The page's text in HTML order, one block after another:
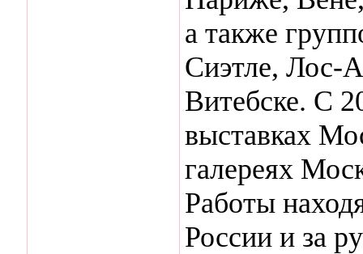
а также
Сиэтле, Лос-
Витебске. С
выставках
галереях
Работы
России и за